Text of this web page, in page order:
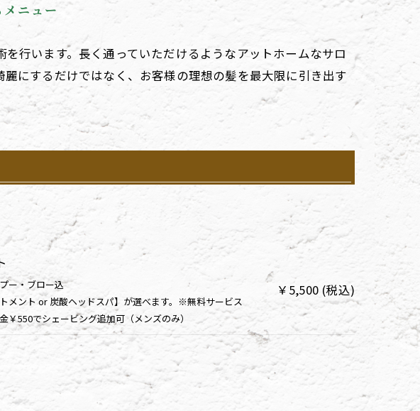
ニュー
行います。長く通っていただけるようなアットホームなサロ
にするだけではなく、お客様の理想の髪を最大限に引き出す
ー・ブロー込
トメント or 炭酸ヘッドスパ】が選べます。※無料サービス
￥550でシェービング追加可（メンズのみ）
￥5,500 (税込)